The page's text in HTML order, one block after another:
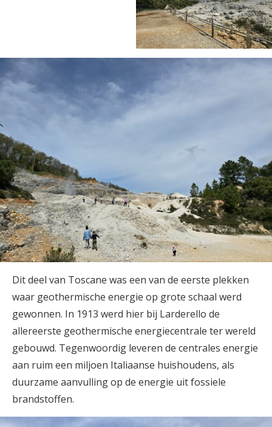
Dit deel van Toscane was een van de eerste plekken
waar geothermische energie op grote schaal werd
gewonnen. In 1913 werd hier bij Larderello de
allereerste geothermische energiecentrale ter wereld
gebouwd. Tegenwoordig leveren de centrales energie
aan ruim een miljoen Italiaanse huishoudens, als
duurzame aanvulling op de energie uit fossiele
brandstoffen.